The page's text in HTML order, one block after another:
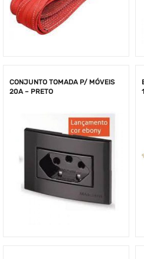
CONJUNTO TOMADA P/ MÓVEIS
20A – PRETO